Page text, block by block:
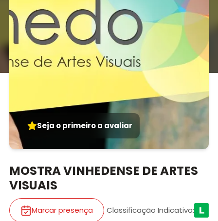
Seja o primeiro a avaliar
MOSTRA VINHEDENSE DE ARTES
VISUAIS
Marcar presença Classificação Indicativa: